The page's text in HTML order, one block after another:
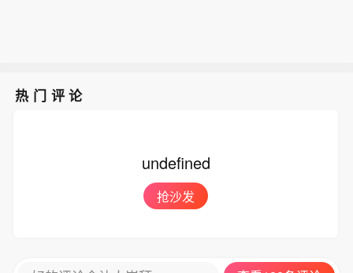
热门评论
undefined
抢沙发